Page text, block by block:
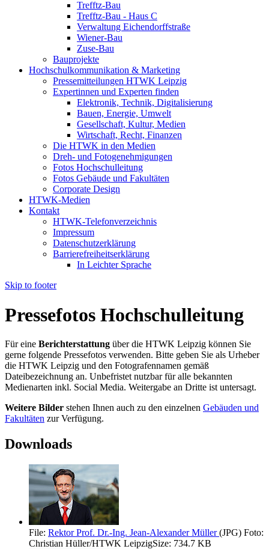
Trefftz-Bau
Trefftz-Bau - Haus C
Verwaltung Eichendorffstraße
Wiener-Bau
Zuse-Bau
Bauprojekte
Hochschulkommunikation & Marketing
Pressemitteilungen HTWK Leipzig
Expertinnen und Experten finden
Elektronik, Technik, Digitalisierung
Bauen, Energie, Umwelt
Gesellschaft, Kultur, Medien
Wirtschaft, Recht, Finanzen
Die HTWK in den Medien
Dreh- und Fotogenehmigungen
Fotos Hochschulleitung
Fotos Gebäude und Fakultäten
Corporate Design
HTWK-Medien
Kontakt
HTWK-Telefonverzeichnis
Impressum
Datenschutzerklärung
Barrierefreiheitserklärung
In Leichter Sprache
Skip to footer
Pressefotos Hochschulleitung
Für eine Berichterstattung über die HTWK Leipzig können Sie
gerne folgende Pressefotos verwenden. Bitte geben Sie als Urheber
die HTWK Leipzig und den Fotografennamen gemäß
Dateibezeichnung an. Unbefristet nutzbar für alle bekannten
Medienarten inkl. Social Media. Weitergabe an Dritte ist untersagt.
Weitere Bilder stehen Ihnen auch zu den einzelnen Gebäuden und
Fakultäten zur Verfügung.
Downloads
File: Rektor Prof. Dr.-Ing. Jean-Alexander Müller(JPG) Foto:
Christian Hüller/HTWK LeipzigSize: 734.7 KB